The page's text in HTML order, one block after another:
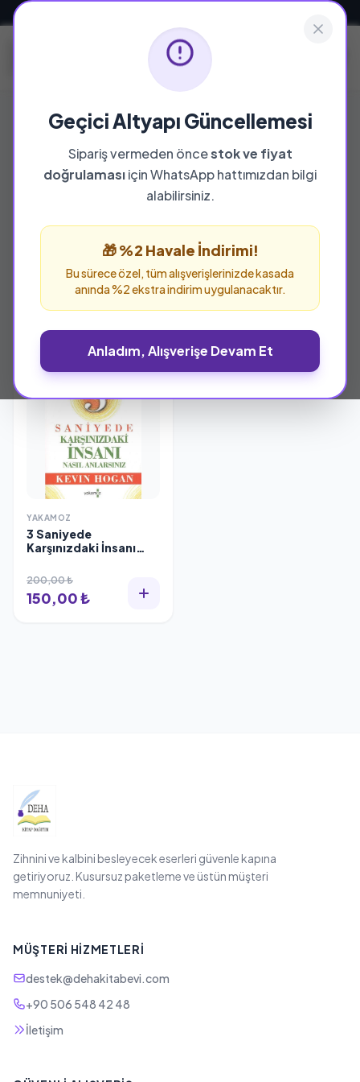
Geçici Altyapı Güncellemesi
Sipariş vermeden öncestok ve fiyat
doğrulamasıiçin WhatsApp hattımızdan bilgi
alabilirsiniz.
🎁 %2 Havale İndirimi!
Bu sürece özel, tüm alışverişlerinizde kasada
anında %2 ekstra indirim uygulanacaktır.
Anladım, Alışverişe Devam Et
YAYINEVI
Yakamoz
Yakamoz yayınevine ait tüm eserleri bu
sayfada inceleyebilir ve güvenle sipariş
YAKAMOZ
3 Saniyede
Karşınızdaki İnsanı
Hogan
200,00 ₺
150,00 ₺
Zihnini ve kalbini besleyecek eserleri güvenle kapına
getiriyoruz. Kusursuz paketleme ve üstün müşteri
memnuniyeti.
MÜŞTERI HIZMETLERI
destek@dehakitabevi.com
+90 506 548 42 48
İletişim